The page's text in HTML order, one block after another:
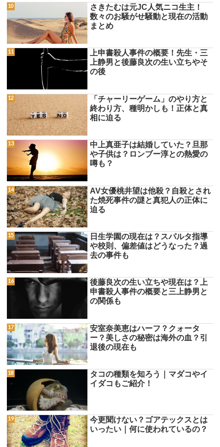
さきたむは元JC人気ニコ生主！
数々のお騒がせ騒動と現在の活動
まとめ
上申書殺人事件の概要！先生・三
上静男と後藤良次の生い立ちやそ
の後
「チャーリーゲーム」のやり方と
終わり方、種明かしも！正体と真
相に迫る
中上真亜子は結婚していた？旦那
や子供は？ロンブー淳との熱愛の
噂も？
AV女優桃井望は他殺？自殺とされ
た焼死事件の謎と真犯人の正体に
迫る
日生学園の現在は？スパルタ指導
や校則、偏差値はどうなった？過
去の事件も
後藤良次の生い立ちや現在は？上
申書殺人事件の概要と三上静男と
の関係も
安室奈美恵はハーフ？クォータ
ー？美しさの秘密は海外の血？引
退後の現在も
タコの種類を知ろう｜マダコやイ
イダコもご紹介！
今更聞けない？ゴアテックスとは
いったい｜何に使われているの？